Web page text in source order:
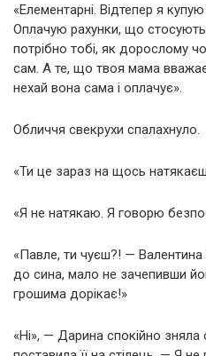
«Елементарні. Відтепер я
Оплачую рахунки, що
потрібно тобі, як дорослому
сам. А те, що твоя мама
нехай вона сама і оплачує».
Обличчя свекрухи спалахнуло.
«Ти це зараз на щось
«Я не натякаю. Я говорю
«Павле, ти чуєш?! — Валентина
до сина, мало не зачепивши
грошима дорікає!»
«Ні», — Дарина спокійно